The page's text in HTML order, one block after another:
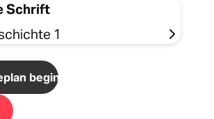
Schrift
1
beginnen